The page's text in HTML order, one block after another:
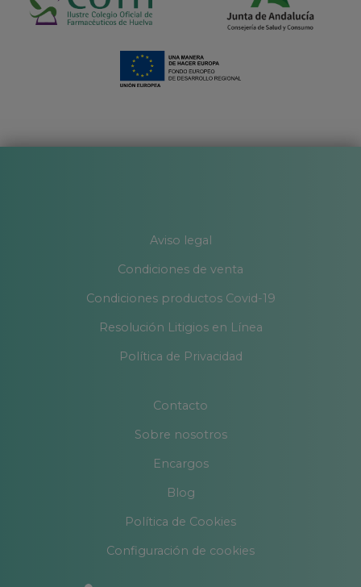
Aviso legal
Condiciones de venta
Condiciones productos Covid-19
Resolución Litigios en Línea
Política de Privacidad
Contacto
Sobre nosotros
Encargos
Blog
Política de Cookies
Configuración de cookies